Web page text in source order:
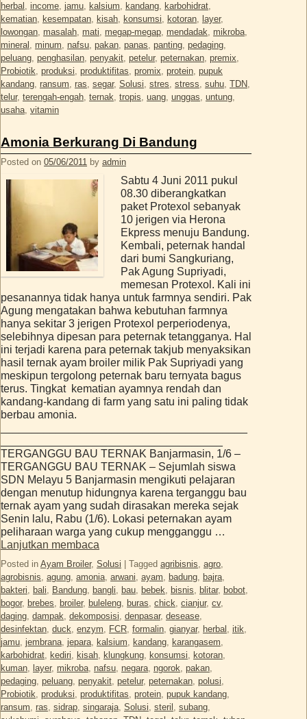
herbal , income, jamu, kalsium, kandang, karbohidrat,
kematian, kesempatan, kisah, konsumsi, kotoran, layer,
lowongan, masalah, mati, megap-megap, mendadak, mikroba,
mineral , minum, nafsu, pakan, panas, panting, pedaging,
peluang, penghasilan, penyakit, petelur, peternakan, premix,
Probiotik, produksi, produktifitas, promix, protein, pupuk
kandang, ransum, ras, segar, Solusi, stres, stress, suhu, TDN,
telur, terengah-engah, ternak, tropis, uang, unggas, untung,
usaha, vitamin
Amonia Berkurang Di Bandung
Posted on 05/06/2011 by admin
Sabtu 4 Juni 2011 pukul
08.30 diberangkatkan
paket Protexol sebanyak
10 jerigen via Herona
Ekpress menuju Bandung.
Kembali, peternak handal
dari bumi Sangkuriang,
Pak Agung Supriyadi,
memesan Protexol. Kali ini
pesanannya tidak hanya untuk farmnya sendiri. Pak
Agung mengatakan bahwa kebutuhan farmnya
hanya sekitar 3 jerigen Protexol perperiodenya,
selebihnya dipesan para peternak tetangganya. Hal
ini terjadi karena para peternak takjub menyaksikan
hasil ternak ayam broiler milik Pak Supriyadi yang
meskipun tergolong peternak baru ternyata bagus
terus. Tingkat kematian ayamnya rendah dan
kandang-kandang di farm yang satu ini paling tidak
berbau amonia.
TERGANGGU BAU TERNAK Banjarmasin, 1/6 –
TERGANGGU BAU TERNAK – Sejumlah siswa
SDN Melayu 5 Banjarmasin mengikuti pelajaran
dengan menutup hidungnya karena terganggu bau
ternak ayam yang sudah dirasakan mereka sejak
Senin lalu, Rabu (1/6). Lokasi peternakan ayam
peliharaan warga yang cukup mengganggu …
Lanjutkan membaca
Posted in Ayam Broiler, Solusi Tagged agribisnis, agro,
agrobisnis, agung, amonia, arwani, ayam, badung, bajra,
bakteri, bali, Bandung, bangli, bau, bebek, bisnis, blitar, bobot,
bogor, brebes, broiler, buleleng, buras, chick, cianjur, cv,
daging, dampak, dekomposisi, denpasar, desease,
desinfektan, duck, enzym, FCR, formalin, gianyar, herbal , itik,
jamu, jembrana, jepara, kalsium, kandang, karangasem,
karbohidrat, kediri, kisah, klungkung, konsumsi, kotoran,
kuman, layer, mikroba, nafsu, negara, ngorok, pakan,
pedaging, peluang, penyakit, petelur, peternakan, polusi,
Probiotik, produksi, produktifitas, protein, pupuk kandang,
ransum, ras, sidrap, singaraja, Solusi, steril , subang,